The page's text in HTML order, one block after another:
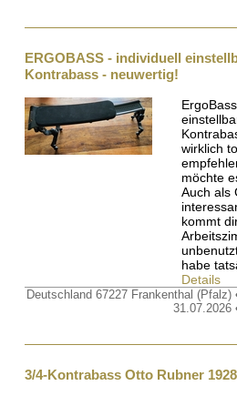
ERGOBASS - individuell
Kontrabass - neuwertig!
wirklich
möchte
Auch als
kommt
habe
Details
Deutschland 67227 Frankenthal (Pfalz)
31.07.2026
3/4-Kontrabass Otto Rubner 1928